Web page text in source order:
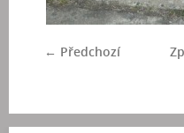
← Předchozí